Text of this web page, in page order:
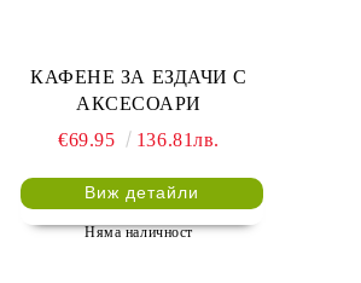
КАФЕНЕ ЗА ЕЗДАЧИ С
АКСЕСОАРИ
€69.95
136.81лв.
Виж детайли
Няма наличност